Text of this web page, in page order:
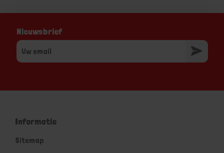
Nieuwsbrief
Informatie
Sitemap